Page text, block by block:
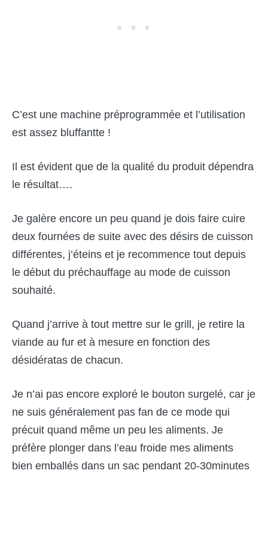
C’est une machine préprogrammée et l’utilisation
est assez bluffantte !
Il est évident que de la qualité du produit dépendra
le résultat….
Je galère encore un peu quand je dois faire cuire
deux fournées de suite avec des désirs de cuisson
différentes, j’éteins et je recommence tout depuis
le début du préchauffage au mode de cuisson
souhaité.
Quand j’arrive à tout mettre sur le grill, je retire la
viande au fur et à mesure en fonction des
désidératas de chacun.
Je n’ai pas encore exploré le bouton surgelé, car je
ne suis généralement pas fan de ce mode qui
précuit quand même un peu les aliments. Je
préfère plonger dans l’eau froide mes aliments
bien emballés dans un sac pendant 20-30minutes